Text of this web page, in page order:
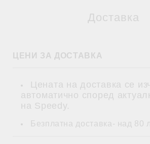
Доставка
ЦЕНИ ЗА ДОСТАВКА
Цената на доставка се
автоматично според
на Speedy.
Безплатна доставка- над 80